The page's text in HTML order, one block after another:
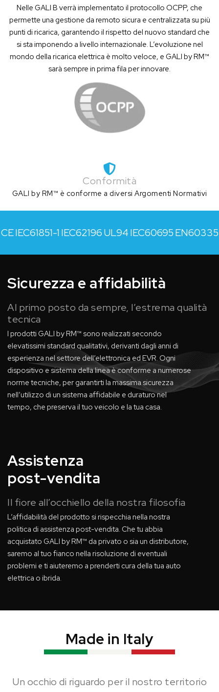
Nelle GALI B verrà implementato il protocollo OCPP, che
permette una gestione da remoto sicura e centralizzata su più
punti di ricarica, garantendo il rispetto del nuovo standard che
si sta imponendo a livello internazionale. L’evoluzione nel
mondo della ricarica elettrica è molto veloce, e GALI by RM™
sarà sempre in prima fila per innovare.
Conformità
GALI by RM™ è conforme a diversi Argomenti Normativi
CEIEC61851-1IEC62196UL94IEC60695EN60335
Sicurezza e affidabilità
Al primo posto da sempre, l’estrema qualità
tecnica
I prodotti GALI by RM™ sono realizzati secondo
elevatissimi standard qualitativi, derivanti dagli anni di
esperienza nel settore dell’elettronica ed EVR. Ogni
dispositivo e sistema della linea è conforme a numerose
norme tecniche, per garantirti la massima sicurezza
nell’utilizzo di un sistema affidabile e duraturo nel
tempo, che preserva il tuo veicolo e la tua casa.
Assistenza
post-vendita
Il fiore all’occhiello della nostra filosofia
L’affidabilità del prodotto si rispecchia nella nostra
politica di assistenza post-vendita. Che tu abbia
acquistato GALI by RM™ da privato o sia un distributore,
saremo al tuo fianco nella risoluzione di eventuali
problemi e ti aiuteremo a prenderti cura della tua auto
elettrica o ibrida.
Made in Italy
Un occhio di riguardo per il nostro territorio